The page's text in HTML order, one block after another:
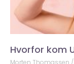
Hvorfor kom
Morten Thomassen